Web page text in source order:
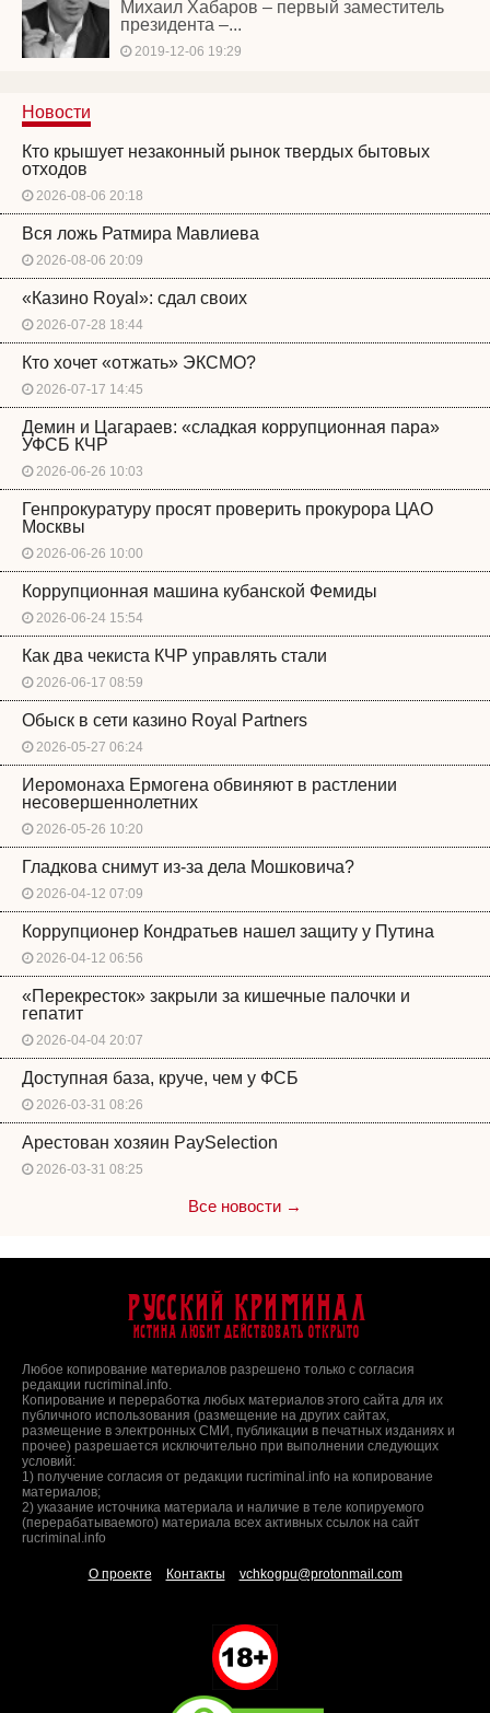
Михаил Хабаров – первый заместитель
президента –...
2019-12-06 19:29
Новости
Кто крышует незаконный рынок твердых бытовых
отходов
2026-08-06 20:18
Вся ложь Ратмира Мавлиева
2026-08-06 20:09
«Казино Royal»: сдал своих
2026-07-28 18:44
Кто хочет «отжать» ЭКСМО?
2026-07-17 14:45
Демин и Цагараев: «сладкая коррупционная пара»
УФСБ КЧР
2026-06-26 10:03
Генпрокуратуру просят проверить прокурора ЦАО
Москвы
2026-06-26 10:00
Коррупционная машина кубанской Фемиды
2026-06-24 15:54
Как два чекиста КЧР управлять стали
2026-06-17 08:59
Обыск в сети казино Royal Partners
2026-05-27 06:24
Иеромонаха Ермогена обвиняют в растлении
несовершеннолетних
2026-05-26 10:20
Гладкова снимут из-за дела Мошковича?
2026-04-12 07:09
Коррупционер Кондратьев нашел защиту у Путина
2026-04-12 06:56
«Перекресток» закрыли за кишечные палочки и
гепатит
2026-04-04 20:07
Доступная база, круче, чем у ФСБ
2026-03-31 08:26
Арестован хозяин PaySelection
2026-03-31 08:25
Все новости →
Русский Криминал
Истина любит действовать открыто
Любое копирование материалов разрешено только с согласия
редакции rucriminal.info.
Копирование и переработка любых материалов этого сайта для их
публичного использования (размещение на других сайтах,
размещение в электронных СМИ, публикации в печатных изданиях и
прочее) разрешается исключительно при выполнении следующих
условий:
1) получение согласия от редакции rucriminal.info на копирование
материалов;
2) указание источника материала и наличие в теле копируемого
(перерабатываемого) материала всех активных ссылок на сайт
rucriminal.info
О проекте Контакты vchkogpu@protonmail.com